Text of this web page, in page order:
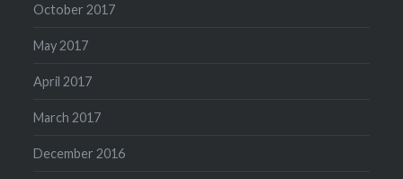
October 2017
May 2017
April 2017
March 2017
December 2016